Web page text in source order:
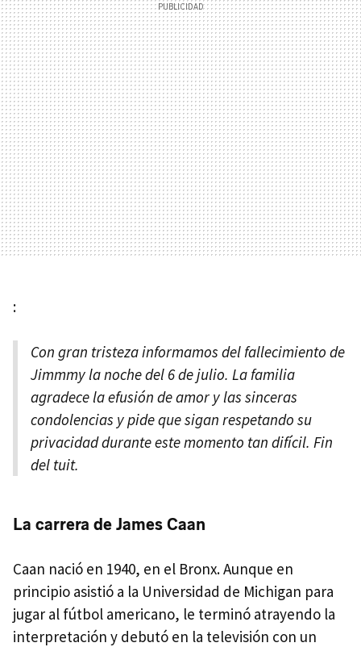
:
Con gran tristeza informamos del fallecimiento de
Jimmmy la noche del 6 de julio. La familia
agradece la efusión de amor y las sinceras
condolencias y pide que sigan respetando su
privacidad durante este momento tan difícil. Fin
del tuit.
La carrera de James Caan
Caan nació en 1940, en el Bronx. Aunque en
principio asistió a la Universidad de Michigan para
jugar al fútbol americano, le terminó atrayendo la
interpretación y debutó en la televisión con un